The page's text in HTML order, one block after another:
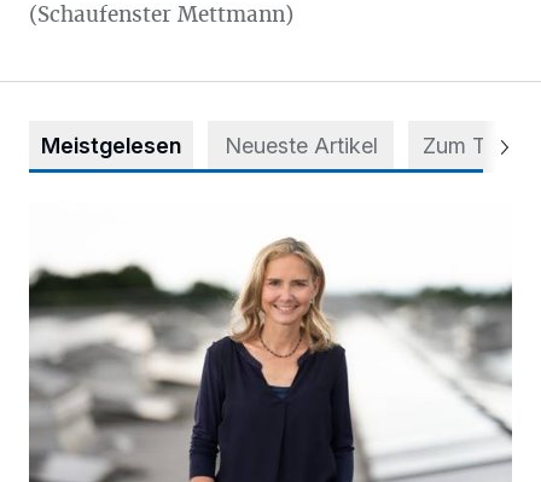
(Schaufenster Mettmann)
Meistgelesen Neueste Artikel Zum Thema